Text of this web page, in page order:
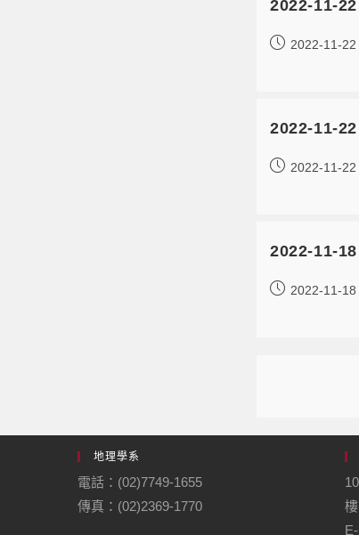
2022-11-
2022-11-22
2022-11-22
2022-11-22
2022-11-18
2022-11-18
地理學系
電話：(02)7749-1655
傳真：(02)2369-1770
樓